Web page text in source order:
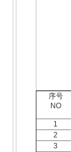
序号
NO
1
2
3